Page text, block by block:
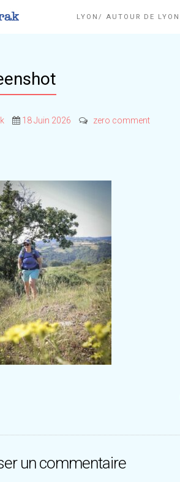
LYON/ AUTOUR DE LYON
18 Juin 2026 zero comment
un commentaire